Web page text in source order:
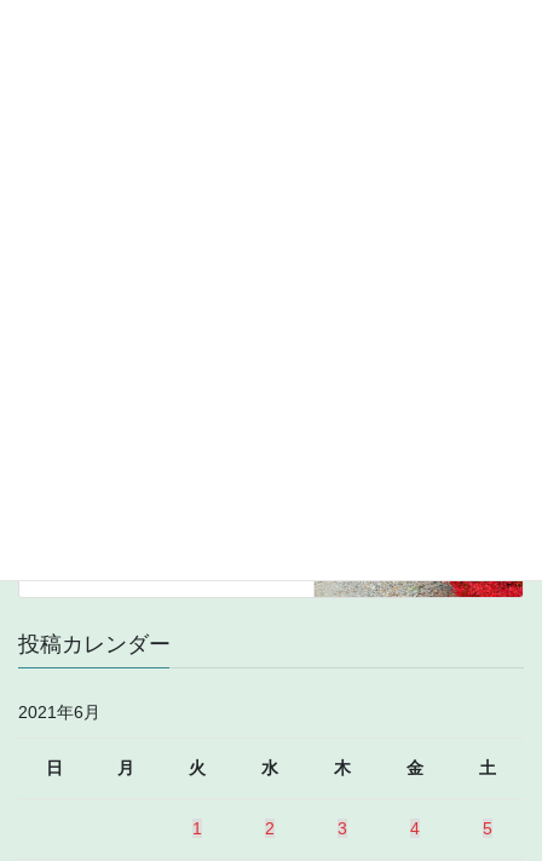
投稿カレンダー
2021年6月
日 月 火 水 木 金 土
1 2 3 4 5